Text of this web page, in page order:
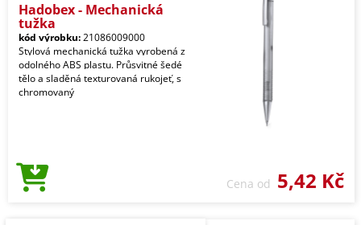
Hadobex - Mechanická
tužka
kód výrobku:21086009000
Stylová mechanická tužka vyrobená z
odolného ABS plastu. Průsvitné šedé
tělo a sladěná texturovaná rukojeť, s
chromovaný
Cena od 5,42 Kč